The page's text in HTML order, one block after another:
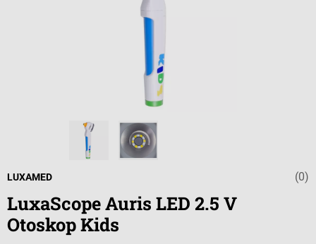
(0)
LUXAMED
LuxaScope Auris LED 2.5 V
Otoskop Kids